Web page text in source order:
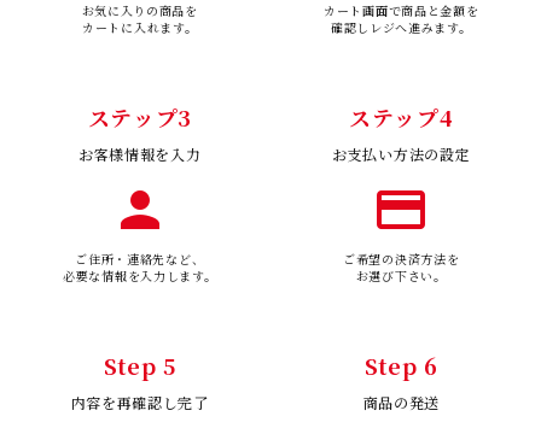
お気に入りの商品を
カートに入れます。
カート画面で商品と金額を
確認しレジへ進みます。
ステップ3
お客様情報を入力
person
ご住所・連絡先など、
必要な情報を入力します。
ステップ4
お支払い方法の設定
payment
ご希望の決済方法を
お選び下さい。
Step 5
内容を再確認し完了
Step 6
商品の発送